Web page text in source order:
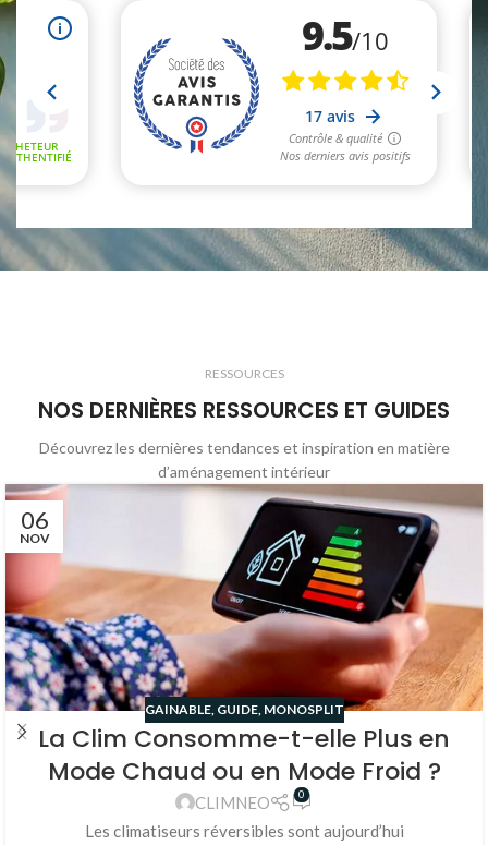
RESSOURCES
NOS DERNIÈRES RESSOURCES ET GUIDES
Découvrez les dernières tendances et inspiration en matière
d’aménagement intérieur
06
NOV
GAINABLE, GUIDE, MONOSPLIT
La Clim Consomme-t-elle Plus en
Mode Chaud ou en Mode Froid ?
CLIMNEO 0
Les climatiseurs réversibles sont aujourd’hui